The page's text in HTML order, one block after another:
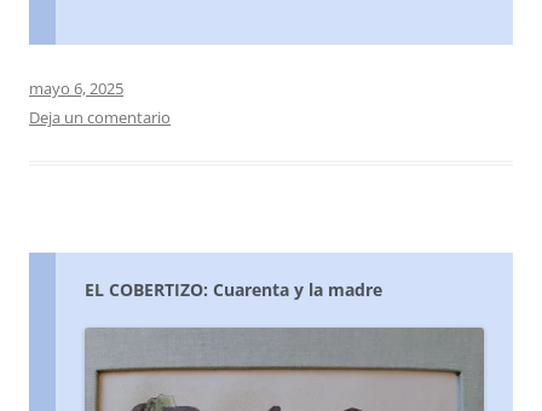
mayo 6, 2025
Deja un comentario
EL COBERTIZO: Cuarenta y la madre